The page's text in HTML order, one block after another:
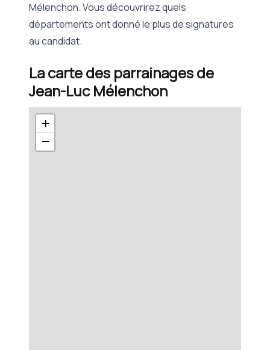
Mélenchon. Vous découvrirez quels
départements ont donné le plus de signatures
au candidat.
La carte des parrainages de
Jean-Luc Mélenchon
+
−